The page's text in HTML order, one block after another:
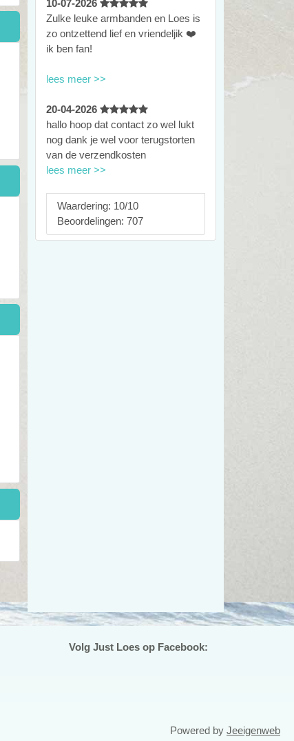
10-07-2026
Zulke leuke armbanden en Loes is
zo ontzettend lief en vriendeljik ❤️
ik ben fan!
lees meer >>
20-04-2026
hallo hoop dat contact zo wel lukt
nog dank je wel voor terugstorten
van de verzendkosten
lees meer >>
Waardering: 10/10
Beoordelingen: 707
Volg Just Loes op Facebook:
Powered by Jeeigenweb